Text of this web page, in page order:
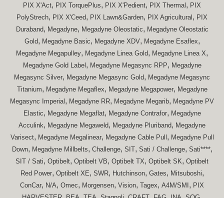
PIX X'Act, PIX TorquePlus, PIX X'Pedient, PIX Thermal , PIX
PolyStrech, PIX X'Ceed, PIX Lawn&Garden, PIX Agricultural , PIX
Duraband, Megadyne, Megadyne Oleostatic, Megadyne Oleostatic
Gold, Megadyne Basic, Megadyne XDV, Megadyne Esaflex,
Megadyne Megapulley, Megadyne Linea Gold, Megadyne Linea X,
Megadyne Gold Label , Megadyne Megasync RPP, Megadyne
Megasync Silver, Megadyne Megasync Gold, Megadyne Megasync
Titanium, Megadyne Megaflex, Megadyne Megapower, Megadyne
Megasync Imperial , Megadyne RR, Megadyne Megarib, Megadyne PV
Elastic, Megadyne Megaflat, Megadyne Contrafor, Megadyne
Acculink, Megadyne Megaweld, Megadyne Pluriband, Megadyne
Varisect, Megadyne Megalinear, Megadyne Cable Pull , Megadyne Pull
Down, Megadyne Millbelts, Challenge, SIT, Sati / Challenge, Sati****,
SIT / Sati, Optibelt, Optibelt VB, Optibelt TX, Optibelt SK, Optibelt
Red Power, Optibelt XE, SWR, Hutchinson, Gates, Mitsuboshi,
ConCar, N/A, Omec, Morgensen, Vision, Tagex, A4M/SMI , PIX